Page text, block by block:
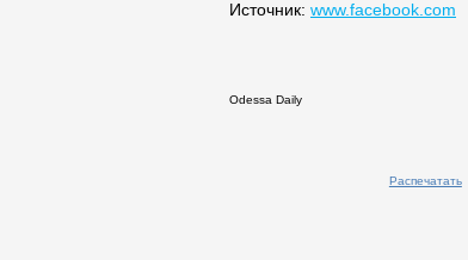
Источник: www.facebook.com
Odessa Daily
Распечатать